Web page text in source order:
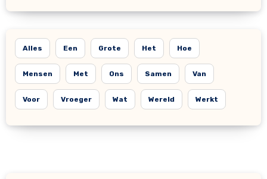
Alles Een Grote Het Hoe
Mensen Met Ons Samen Van
Voor Vroeger Wat Wereld Werkt